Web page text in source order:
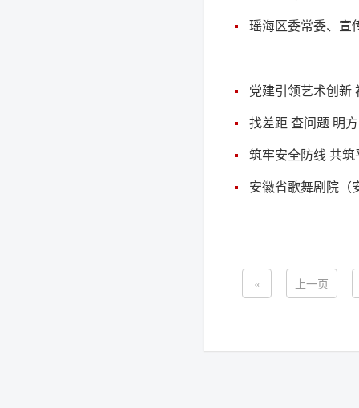
瑶海区委常委、宣
找差距 查问题 明
筑牢安全防线 共
安徽省歌舞剧院（
« 上一页